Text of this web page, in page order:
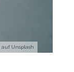
auf Unsplash